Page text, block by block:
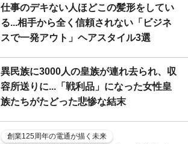
仕事のデキない人ほどこの髪形をしてい
る...相手から全く信頼されない「ビジネ
スで一発アウト」ヘアスタイル3選
異民族に3000人の皇族が連れ去られ、収
容所送りに...「戦利品」になった女性皇
族たちがたどった悲惨な結末
創業125周年の電通が描く未来